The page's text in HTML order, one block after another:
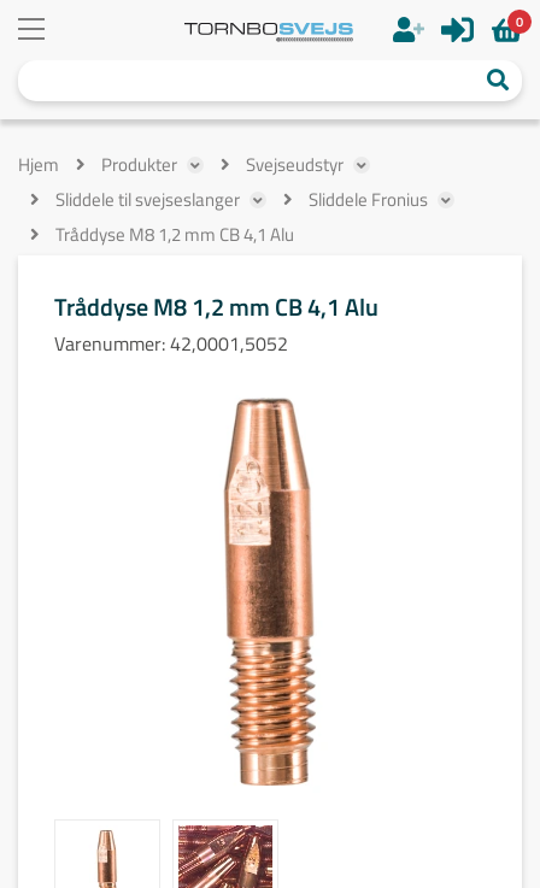
0
Hjem Produkter
Svejseudstyr
Sliddele til svejseslanger
Sliddele Fronius
Tråddyse M8 1,2 mm CB 4,1 Alu
Tråddyse M8 1,2 mm CB 4,1 Alu
Varenummer:42,0001,5052